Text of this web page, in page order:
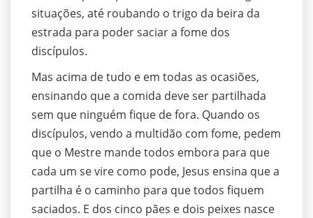
situações, até roubando o trigo da beira da
estrada para poder saciar a fome dos
discípulos.
Mas acima de tudo e em todas as ocasiões,
ensinando que a comida deve ser partilhada
sem que ninguém fique de fora. Quando os
discípulos, vendo a multidão com fome, pedem
que o Mestre mande todos embora para que
cada um se vire como pode, Jesus ensina que a
partilha é o caminho para que todos fiquem
saciados. E dos cinco pães e dois peixes nasce